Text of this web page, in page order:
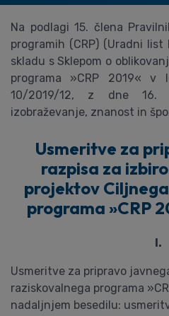
Na podlagi 15. člena
programih (CRP) (Uradni
skladu s Sklepom o
programa »CRP 2019« v
10/2019/12, z dne 16.
izobraževanje, znanost in
Usmeritve za
razpisa za
projektov
programa »CRP
I.
Usmeritve za pripravo
raziskovalnega programa
nadaljnjem besedilu: